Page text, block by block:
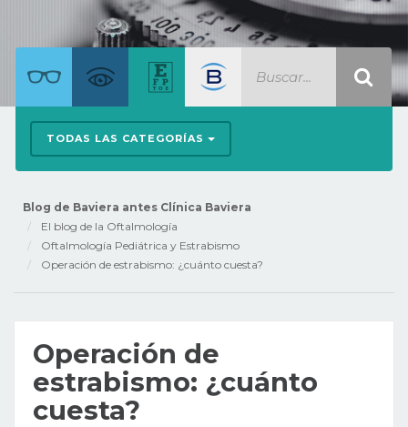
TODAS LAS CATEGORÍAS
Blog de Baviera antes Clínica Baviera
El blog de la Oftalmología
Oftalmología Pediátrica y Estrabismo
Operación de estrabismo: ¿cuánto cuesta?
Operación de
estrabismo: ¿cuánto
cuesta?